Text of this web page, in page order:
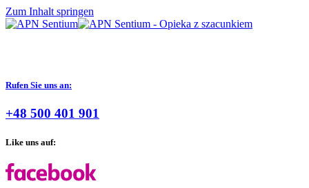
Zum Inhalt springen
Rufen Sie uns an:
+48 500 401 901
Like uns auf: